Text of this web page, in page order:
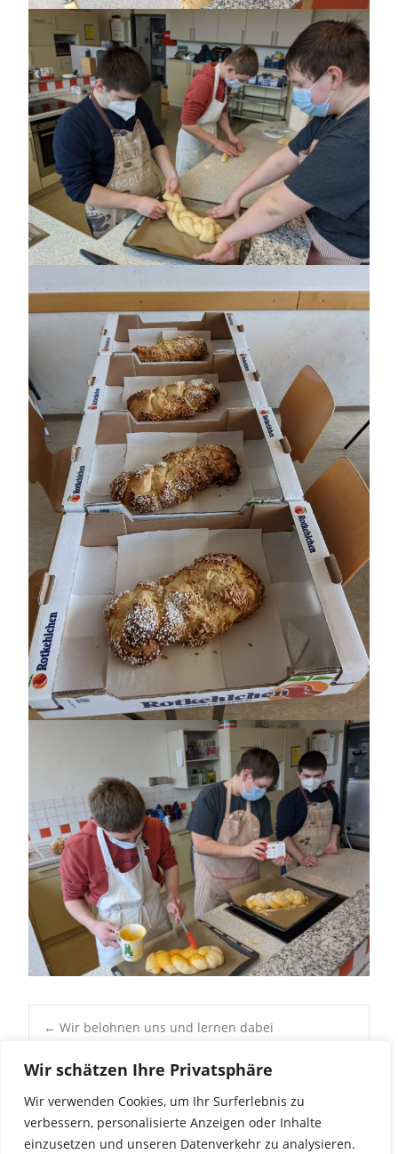
Wir schätzen Ihre Privatsphäre
Wir verwenden Cookies, um Ihr Surferlebnis zu
verbessern, personalisierte Anzeigen oder Inhalte
einzusetzen und unseren Datenverkehr zu analysieren.
Post
navigation
← Wir belohnen uns und lernen dabei